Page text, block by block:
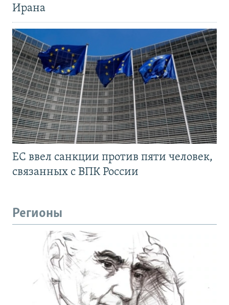
Ирана
ЕС ввел санкции против пяти человек,
связанных с ВПК России
Регионы